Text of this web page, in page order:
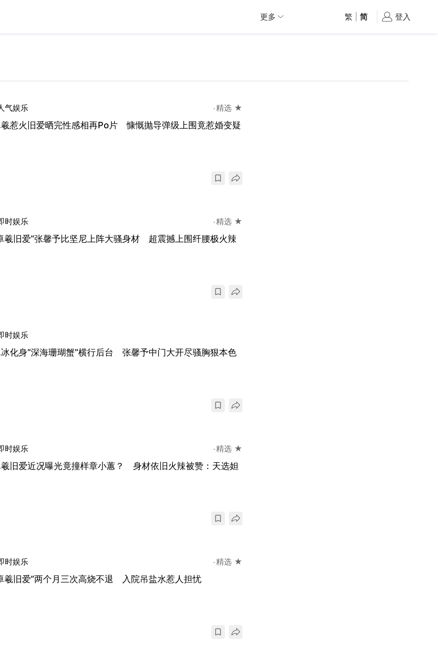
更多 繁 简 登入
气娱乐 精选 ★
惹火旧爱晒完性感相再Po片 慷慨抛导弹级上围竟惹婚变疑
时娱乐 精选 ★
羲旧爱”张馨予比坚尼上阵大骚身材 超震撼上围纤腰极火辣
时娱乐
化身“深海珊瑚蟹”横行后台 张馨予中门大开尽骚胸狠本色
时娱乐 精选 ★
旧爱近况曝光竟撞样章小蕙？ 身材依旧火辣被赞：天选妲
时娱乐 精选 ★
羲旧爱”两个月三次高烧不退 入院吊盐水惹人担忧